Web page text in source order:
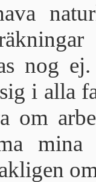
nog
i alla
om